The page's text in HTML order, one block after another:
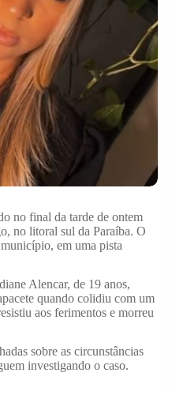
no final da tarde de ontem
no litoral sul da Paraíba. O
em uma pista
Alencar, de 19 anos,
quando colidiu com um
aos ferimentos e morreu
sobre as circunstâncias
investigando o caso.